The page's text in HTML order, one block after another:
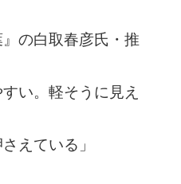
の白取春彦氏・推
い。軽そうに見え
えている」